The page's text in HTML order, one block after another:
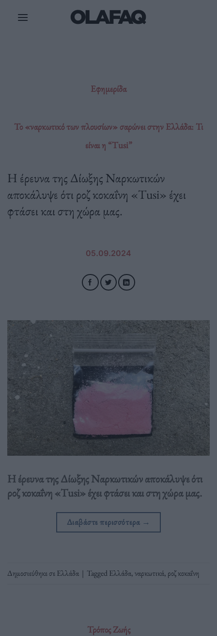
Εφημερίδα
Το «ναρκωτικό των πλουσίων» σαρώνει στην Ελλάδα: Τι
είναι η “Tusi”
Η έρευνα της Δίωξης Ναρκωτικών
αποκάλυψε ότι ροζ κοκαΐνη «Tusi» έχει
φτάσει και στη χώρα μας.
05.09.2024
Η έρευνα της Δίωξης Ναρκωτικών αποκάλυψε ότι
ροζ κοκαΐνη «Tusi» έχει φτάσει και στη χώρα μας.
Διαβάστε περισσότερα →
Δημοσιεύθηκε σεΕλλάδα | TaggedΕλλάδα,ναρκωτικά, ροζ κοκαΐνη
Τρόπος Ζωής